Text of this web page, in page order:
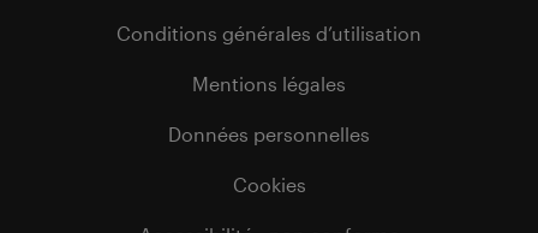
Conditions générales d’utilisation
Mentions légales
Données personnelles
Cookies